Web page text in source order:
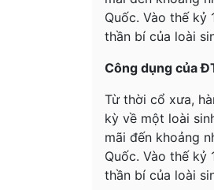
Quốc. Vào thế kỷ
thần bí của loài
Công dụng của
Từ thời cổ xưa,
kỳ về một loài
mãi đến khoảng
Quốc. Vào thế kỷ
thần bí của loài